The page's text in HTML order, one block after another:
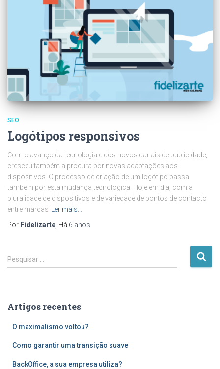
SEO
Logótipos responsivos
Com o avanço da tecnologia e dos novos canais de publicidade,
cresceu também a procura por novas adaptações aos
dispositivos. O processo de criação de um logótipo passa
também por esta mudança tecnológica. Hoje em dia, com a
pluralidade de dispositivos e de variedade de pontos de contacto
entre marcas Ler mais…
Por Fidelizarte, Há 6 anos
P
e
i
Pesquisar …
Artigos recentes
O maximalismo voltou?
Como garantir uma transição suave
BackOffice, a sua empresa utiliza?